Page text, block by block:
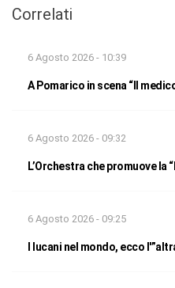
Correlati
6 Agosto 2026 - 10:39
A Pomarico in scena “Il
6 Agosto 2026 - 09:32
L’Orchestra che promuove la
6 Agosto 2026 - 09:25
I lucani nel mondo, ecco